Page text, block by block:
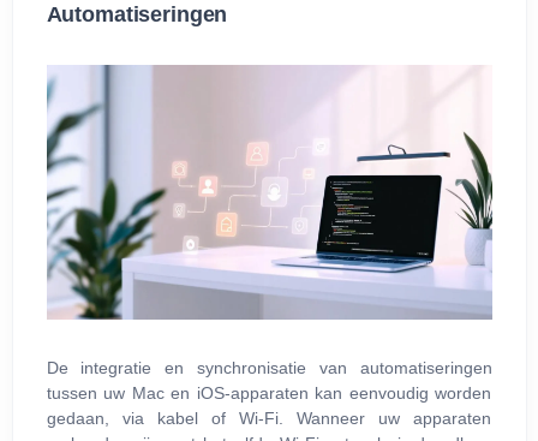
Automatiseringen
De integratie en synchronisatie van automatiseringen
tussen uw Mac en iOS-apparaten kan eenvoudig worden
gedaan, via kabel of Wi-Fi. Wanneer uw apparaten